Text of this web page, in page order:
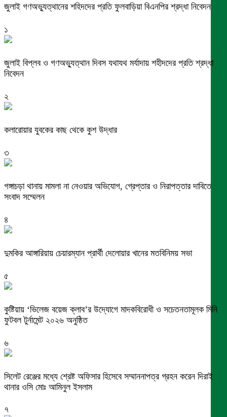
জুলাই গণঅভ্যুত্থানের শহিদদের প্রতি ফুলবাড়িয়া বিএনপির শ্রদ্ধা নিবেদন
১
জুলাই বিপ্লব ও গণঅভ্যুত্থান দিবস যথাযথ মর্যাদায় শহীদদের প্রতি শ্রদ্ধা
নিবেদন
২
কলারোয়ার যুবকের কাছ থেকে কুশ উদ্ধার
৩
গঙ্গাচড়া থানায় মামলা না নেওয়ার অভিযোগ, গ্রেপ্তার ও নিরাপত্তার দাবিতে
সংবাদ সম্মেলন
৪
দুমকির আঙ্গারিয়ায় চেয়ারম্যান প্রার্থী দেলোয়ার খানের মতবিনিময় সভা
৫
কুষ্টিয়ায় ‘ভিলেজ বয়েজ ক্লাব’র উদ্যোগে মাদকবিরোধী ও সচেতনতামূলক মিনি
ফুটবল টুর্নামেন্ট ২০২৬ অনুষ্ঠিত
৬
সিলেট রেঞ্জের মধ্যে শ্রেষ্ট অফিসার হিসেবে সম্মাননাপত্র গ্রহন করেন দিরাই
থানার ওসি মোঃ আমিনুল ইসলাম
৭